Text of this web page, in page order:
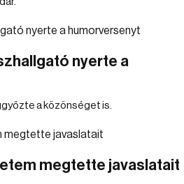
nyerte a
a közönséget is.
megtette javaslatait